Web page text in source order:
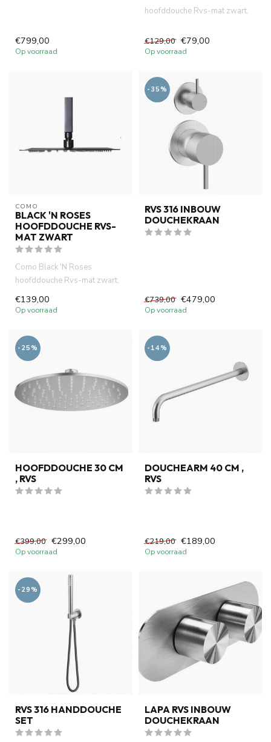
€799,00
Op voorraad
hoofddouche Rvs-mat zwart,
R...
€129,00 €79,00
Op voorraad
COMO
BLACK 'N ROSES
HOOFDDOUCHE RVS-
MAT ZWART
Como Black 'N Roses
hoofddouche Rvs-mat zwart,
€139,00
Op voorraad
-35%
RVS 316 INBOUW
DOUCHEKRAAN
€739,00 €479,00
Op voorraad
-25%
HOOFDDOUCHE 30 CM
, RVS
€399,00 €299,00
Op voorraad
-14%
DOUCHEARM 40 CM ,
RVS
€219,00 €189,00
Op voorraad
-29%
RVS 316 HANDDOUCHE
SET
LAPA RVS INBOUW
DOUCHEKRAAN